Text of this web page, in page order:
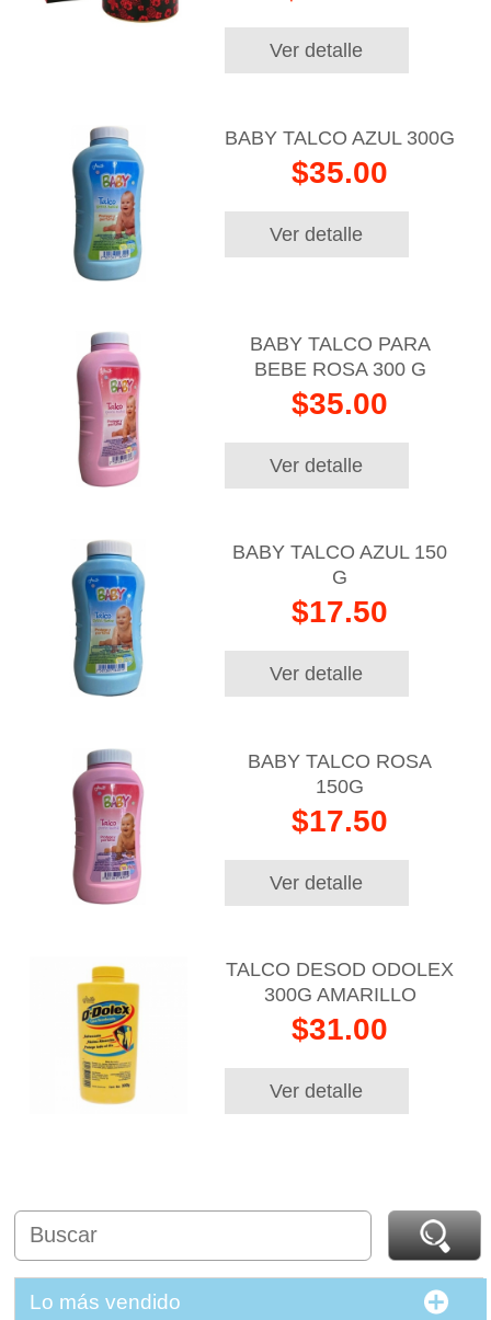
Ver detalle
BABY TALCO AZUL 300G
$35.00
Ver detalle
BABY TALCO PARA
BEBE ROSA 300 G
$35.00
Ver detalle
BABY TALCO AZUL 150
G
$17.50
Ver detalle
BABY TALCO ROSA
150G
$17.50
Ver detalle
TALCO DESOD ODOLEX
300G AMARILLO
$31.00
Ver detalle
Lo más vendido